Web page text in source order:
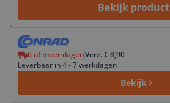
Bekijk product
6 of meer dagenVerz. € 8,90
Leverbaar in 4 - 7 werkdagen
Bekijk
Bekijk product